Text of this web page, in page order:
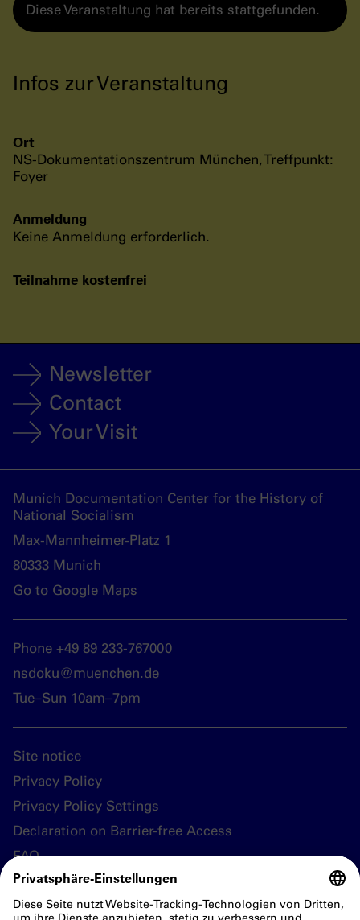
Diese Veranstaltung hat bereits stattgefunden.
Infos zur Veranstaltung
Ort
NS-Dokumentationszentrum München, Treffpunkt:
Foyer
Anmeldung
Keine Anmeldung erforderlich.
Teilnahme kostenfrei
Newsletter
Contact
Your Visit
Munich Documentation Center for the History of
National Socialism
Max-Mannheimer-Platz 1
80333 Munich
Go to Google Maps
Phone +49 89 233-767000
nsdoku@muenchen.de
Tue–Sun 10am–7pm
Site notice
Privacy Policy
Privacy Policy Settings
Declaration on Barrier-free Access
FAQ
Follow us